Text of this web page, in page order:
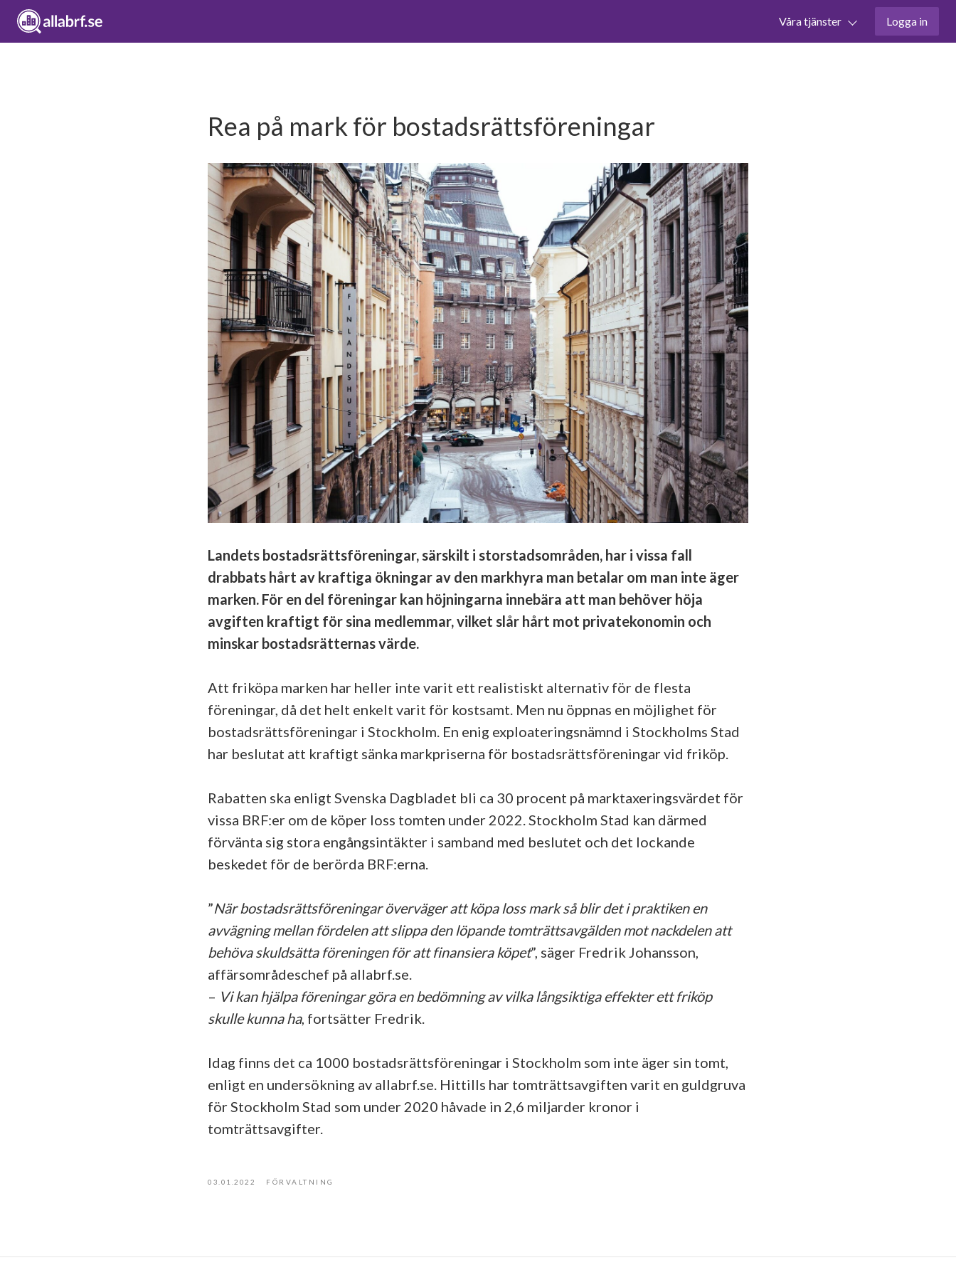
Våra tjänster Logga in
Rea på mark för bostadsrättsföreningar
Landets bostadsrättsföreningar, särskilt i storstadsområden, har i vissa fall
drabbats hårt av kraftiga ökningar av den markhyra man betalar om man inte äger
marken. För en del föreningar kan höjningarna innebära att man behöver höja
avgiften kraftigt för sina medlemmar, vilket slår hårt mot privatekonomin och
minskar bostadsrätternas värde.
Att friköpa marken har heller inte varit ett realistiskt alternativ för de flesta
föreningar, då det helt enkelt varit för kostsamt. Men nu öppnas en möjlighet för
bostadsrättsföreningar i Stockholm. En enig exploateringsnämnd i Stockholms Stad
har beslutat att kraftigt sänka markpriserna för bostadsrättsföreningar vid friköp.
Rabatten ska enligt Svenska Dagbladet bli ca 30 procent på marktaxeringsvärdet för
vissa BRF:er om de köper loss tomten under 2022. Stockholm Stad kan därmed
förvänta sig stora engångsintäkter i samband med beslutet och det lockande
beskedet för de berörda BRF:erna.
”När bostadsrättsföreningar överväger att köpa loss mark så blir det i praktiken en
avvägning mellan fördelen att slippa den löpande tomträttsavgälden mot nackdelen att
behöva skuldsätta föreningen för att finansiera köpet”, säger Fredrik Johansson,
affärsområdeschef på allabrf.se.
– Vi kan hjälpa föreningar göra en bedömning av vilka långsiktiga effekter ett friköp
skulle kunna ha, fortsätter Fredrik.
Idag finns det ca 1000 bostadsrättsföreningar i Stockholm som inte äger sin tomt,
enligt en undersökning av allabrf.se. Hittills har tomträttsavgiften varit en guldgruva
för Stockholm Stad som under 2020 håvade in 2,6 miljarder kronor i
tomträttsavgifter.
03.01.2022 FÖRVALTNING